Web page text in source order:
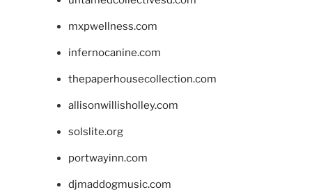
mxpwellness.com
infernocanine.com
thepaperhousecollection.com
allisonwillisholley.com
solslite.org
portwayinn.com
djmaddogmusic.com